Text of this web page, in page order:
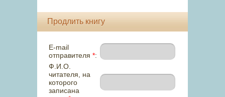
Продлить книгу
E-mail
отправителя *:
Ф.И.О.
читателя, на
которого
записана